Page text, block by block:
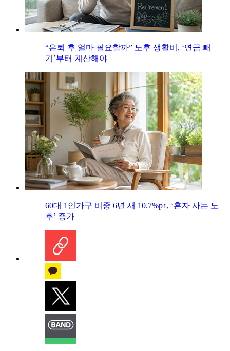
“은퇴 후 얼마 필요할까” 노후 생활비, ‘연금 빼
기’부터 계산해야
60대 1인가구 비중 6년 새 10.7%p↑, ‘혼자 사는 노
후’ 증가